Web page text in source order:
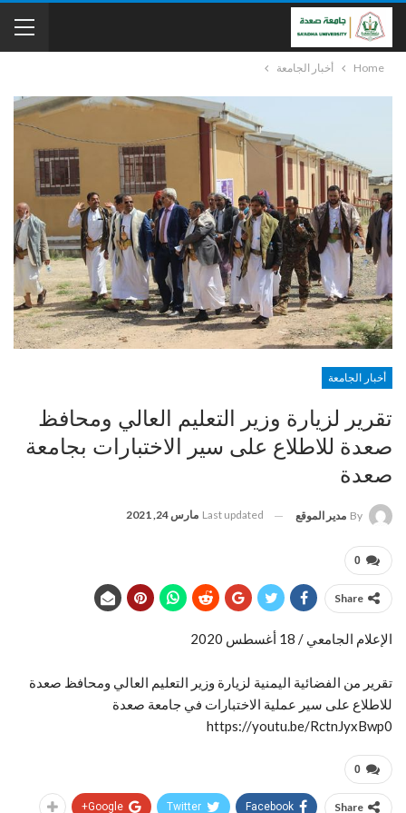
Home أخبار الجامعة
أخبار الجامعة
تقرير لزيارة وزير التعليم العالي ومحافظ
صعدة للاطلاع على سير الاختبارات بجامعة
صعدة
By مدير الموقع Last updated مارس 24, 2021
0
Share
الإعلام الجامعي / 18 أغسطس 2020
تقرير من الفضائية اليمنية لزيارة وزير التعليم العالي ومحافظ صعدة
للاطلاع على سير عملية الاختبارات في جامعة صعدة
https://youtu.be/RctnJyxBwp0
0
Share
Facebook
Twitter
Google+